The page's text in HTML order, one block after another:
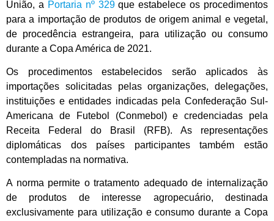
União, a Portaria nº 329que estabelece os procedimentos
para a importação de produtos de origem animal e vegetal,
de procedência estrangeira, para utilização ou consumo
durante a Copa América de 2021.
Os procedimentos estabelecidos serão aplicados às
importações solicitadas pelas organizações, delegações,
instituições e entidades indicadas pela Confederação Sul-
Americana de Futebol (Conmebol) e credenciadas pela
Receita Federal do Brasil (RFB). As representações
diplomáticas dos países participantes também estão
contempladas na normativa.
A norma permite o tratamento adequado de internalização
de produtos de interesse agropecuário, destinada
exclusivamente para utilização e consumo durante a Copa